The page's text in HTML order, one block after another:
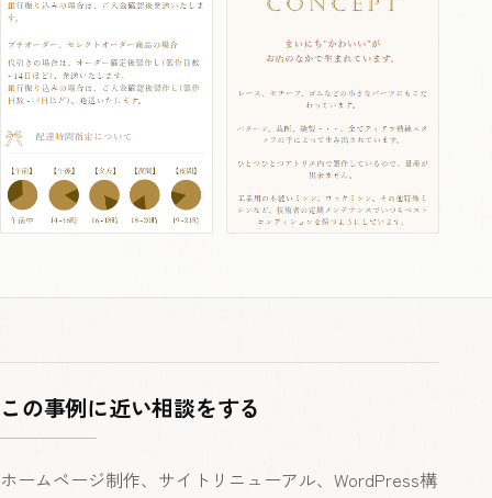
この事例に近い相談をする
ホームページ制作、サイトリニューアル、WordPress構